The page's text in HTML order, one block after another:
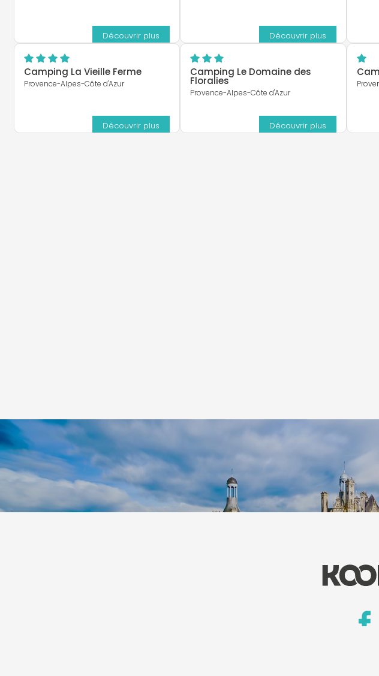
Découvrir plus Découvrir plus
Camping La Vieille Ferme
Provence-Alpes-Côte d'Azur
Découvrir plus
Camping Le Domaine des
Floralies
Provence-Alpes-Côte d'Azur
Découvrir plus